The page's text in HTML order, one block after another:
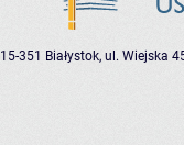
15-351 Białystok, ul. Wiejska